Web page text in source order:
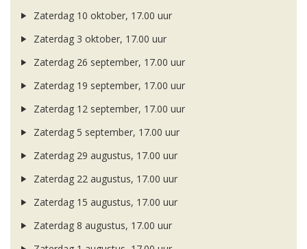
Zaterdag 10 oktober, 17.00 uur
Zaterdag 3 oktober, 17.00 uur
Zaterdag 26 september, 17.00 uur
Zaterdag 19 september, 17.00 uur
Zaterdag 12 september, 17.00 uur
Zaterdag 5 september, 17.00 uur
Zaterdag 29 augustus, 17.00 uur
Zaterdag 22 augustus, 17.00 uur
Zaterdag 15 augustus, 17.00 uur
Zaterdag 8 augustus, 17.00 uur